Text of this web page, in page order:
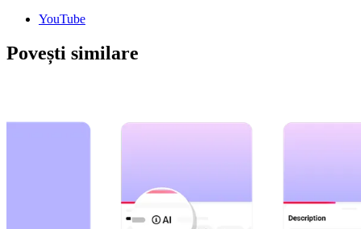
YouTube
Povești similare